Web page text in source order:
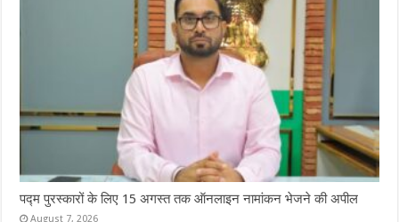
पद्म पुरस्कारों के लिए 15 अगस्त तक ऑनलाइन नामांकन भेजने की अपील
August 7, 2026